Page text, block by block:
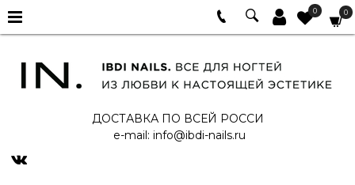
0 0
ДОСТАВКА ПО ВСЕЙ РОССИ
e-mail: info@ibdi-nails.ru